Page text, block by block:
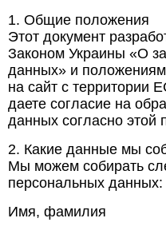
1. Общие положения
Этот документ
Законом Украины «О
данных» и
на сайт с территории
даете согласие на
данных согласно этой
2. Какие данные мы
Мы можем собирать
персональных данных:
Имя, фамилия